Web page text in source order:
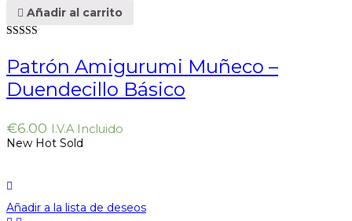
Añadir al carrito
5.00
de 5
Patrón Amigurumi Muñeco –
Duendecillo Básico
€6.00 I.V.A Incluido
New Hot Sold
Añadir a la lista de deseos